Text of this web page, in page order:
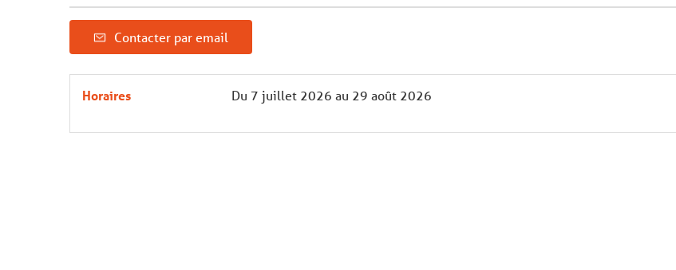
Contacter par email
Horaires Du 7 juillet 2026 au 29 août 2026